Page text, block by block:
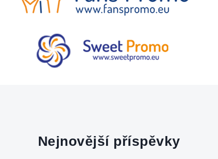
Nejnovější příspěvky